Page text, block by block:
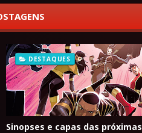
DESTAQUES
Sinopses e capas das próximas